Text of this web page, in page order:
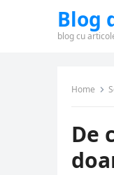
Blog
blog cu
Home
De